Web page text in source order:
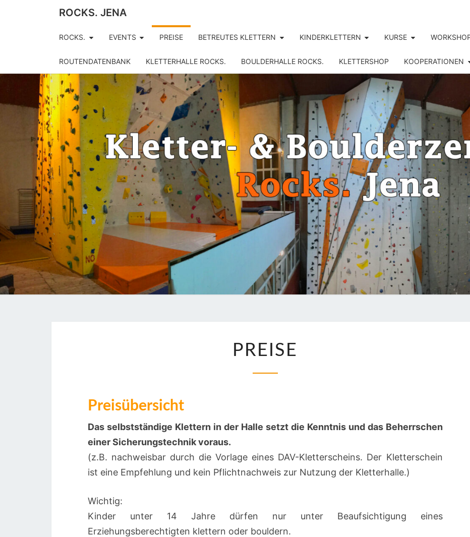
ROCKS. JENA
ROCKS. EVENTS PREISE BETREUTES KLETTERN KINDERKLETTERN KURSE
ROUTENDATENBANK KLETTERHALLE ROCKS. BOULDERHALLE ROCKS. KLETTERSHOP KOOPERATIONEN
JENA
Jena
PREISE
Preisübersicht
Das selbstständige Klettern in der Halle setzt die Kenntnis und das Beherrschen
einer Sicherungstechnik voraus.
(z.B. nachweisbar durch die Vorlage eines DAV-Kletterscheins. Der Kletterschein
ist eine Empfehlung und kein Pflichtnachweis zur Nutzung der Kletterhalle.)
Wichtig:
Kinder unter 14 Jahre dürfen nur unter Beaufsichtigung eines
Erziehungsberechtigten klettern oder bouldern.